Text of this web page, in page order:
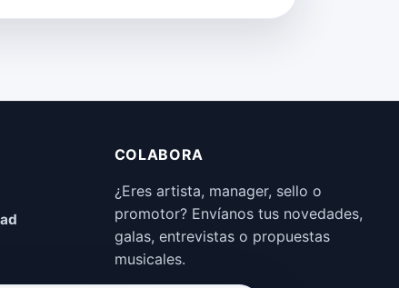
COLABORA
¿Eres artista, manager, sello o
promotor? Envíanos tus novedades,
galas, entrevistas o propuestas
musicales.